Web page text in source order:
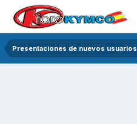
Presentaciones de nuevos usuarios